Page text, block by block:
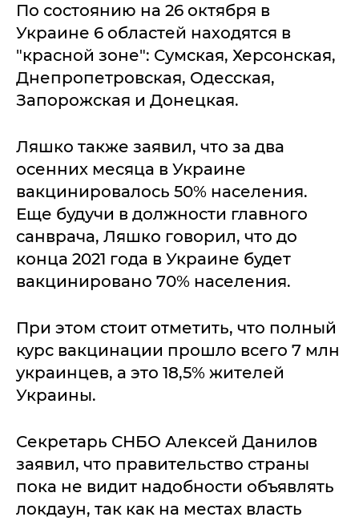
По состоянию на 26 октября в
Украине 6 областей находятся в
"красной зоне": Сумская, Херсонская,
Днепропетровская, Одесская,
Запорожская и Донецкая.
Ляшко также заявил, что за два
осенних месяца в Украине
вакцинировалось 50% населения.
Еще будучи в должности главного
санврача, Ляшко говорил, что до
конца 2021 года в Украине будет
вакцинировано 70% населения.
При этом стоит отметить, что полный
курс вакцинации прошло всего 7 млн
украинцев, а это 18,5% жителей
Украины.
Секретарь СНБО Алексей Данилов
заявил, что правительство страны
пока не видит надобности объявлять
локдаун, так как на местах власть